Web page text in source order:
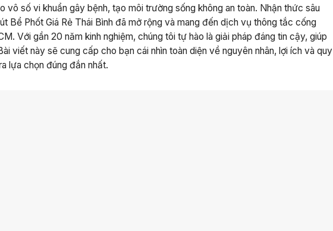
vô số vi khuẩn gây bệnh, tạo môi trường sống không an toàn. Nhận thức sâu
Bể Phốt Giá Rẻ Thái Bình đã mở rộng và mang đến dịch vụ thông tắc cống
Với gần 20 năm kinh nghiệm, chúng tôi tự hào là giải pháp đáng tin cậy, giúp
viết này sẽ cung cấp cho bạn cái nhìn toàn diện về nguyên nhân, lợi ích và quy
lựa chọn đúng đắn nhất.